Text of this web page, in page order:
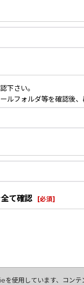
下さい。
ルフォルダ等を確認後
て確認 [必須]
使用しています、コン